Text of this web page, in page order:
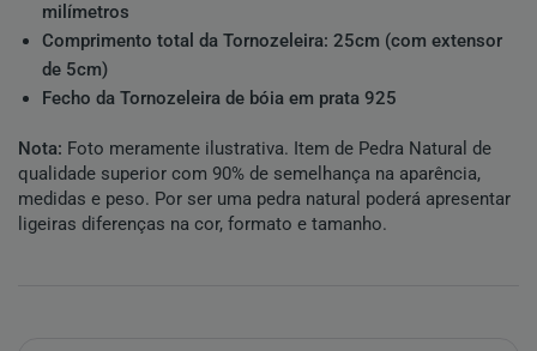
milímetros
Comprimento total da Tornozeleira: 25cm (com extensor
de 5cm)
Fecho da Tornozeleira de bóia em prata 925
Nota: Foto meramente ilustrativa. Item de Pedra Natural de
qualidade superior com 90% de semelhança na aparência,
medidas e peso. Por ser uma pedra natural poderá apresentar
ligeiras diferenças na cor, formato e tamanho.